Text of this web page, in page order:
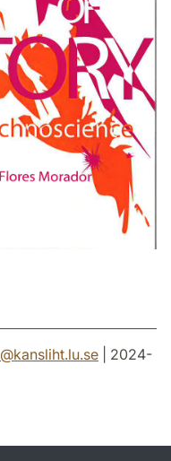
@kansliht.lu.se | 2024-